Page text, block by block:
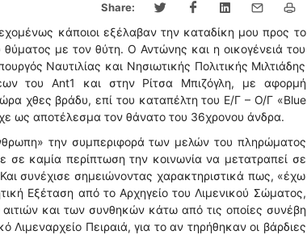
Share:
κάποιοι εξέλαβαν την καταδίκη μου προς το
με τον θύτη. Ο Αντώνης και η οικογένειά του
Ναυτιλίας και Νησιωτικής Πολιτικής Μιλτιάδης
του Ant1 και στην Ρίτσα Μπιζόγλη, με αφορμή
χθες βράδυ, επί του καταπέλτη του Ε/Γ – Ο/Γ «Blue
ως αποτέλεσμα τον θάνατο του 36χρονου άνδρα.
την συμπεριφορά των μελών του πληρώματος
καμία περίπτωση την κοινωνία να μετατραπεί σε
συνέχισε σημειώνοντας χαρακτηριστικά πως, «έχω
Εξέταση από το Αρχηγείο του Λιμενικού Σώματος,
και των συνθηκών κάτω από τις οποίες συνέβη
Λιμεναρχείο Πειραιά, για το αν τηρήθηκαν οι βάρδιες